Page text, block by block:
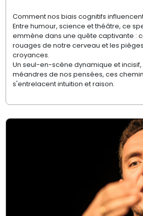
Comment nos biais cognitifs
Entre humour, science et théâtre, ce
emmène dans une quête captivante :
rouages de notre cerveau et les
croyances.
Un seul-en-scène dynamique et
méandres de nos pensées, ces
s'entrelacent intuition et raison.